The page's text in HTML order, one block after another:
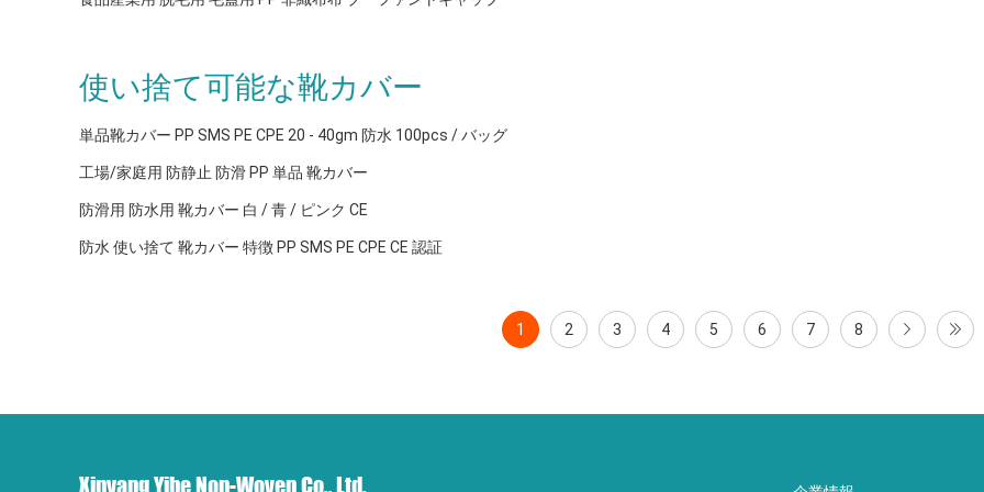
使い捨て可能な靴カバー
単品靴カバー PP SMS PE CPE 20 - 40gm 防水 100pcs / バッグ
工場/家庭用 防静止 防滑 PP 単品 靴カバー
防滑用 防水用 靴カバー 白 / 青 / ピンク CE
防水 使い捨て 靴カバー 特徴 PP SMS PE CPE CE 認証
1 2 3 4 5 6 7 8
Xinyang Yihe Non-Woven Co., Ltd.